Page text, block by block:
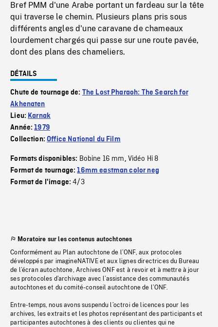
Bref PMM d'une Arabe portant un fardeau sur la tête
qui traverse le chemin. Plusieurs plans pris sous
différents angles d'une caravane de chameaux
lourdement chargés qui passe sur une route pavée,
dont des plans des chameliers.
DÉTAILS
Chute de tournage de: The Lost Pharaoh: The Search for
Akhenaten
Lieu: Karnak
Année:1979
Collection:Office National du Film
Formats disponibles: Bobine 16 mm, Vidéo Hi 8
Format de tournage:16mm eastman color neg
Format de l'image:4/3
Moratoire sur les contenus autochtones
Conformément au Plan autochtone de l’ONF, aux protocoles
développés par imagineNATIVE et aux lignes directrices du Bureau
de l’écran autochtone, Archives ONF est à revoir et à mettre à jour
ses protocoles d’archivage avec l’assistance des communautés
autochtones et du comité-conseil autochtone de l’ONF.
Entre-temps, nous avons suspendu l’octroi de licences pour les
archives, les extraits et les photos représentant des participants et
participantes autochtones à des clients ou clientes qui ne